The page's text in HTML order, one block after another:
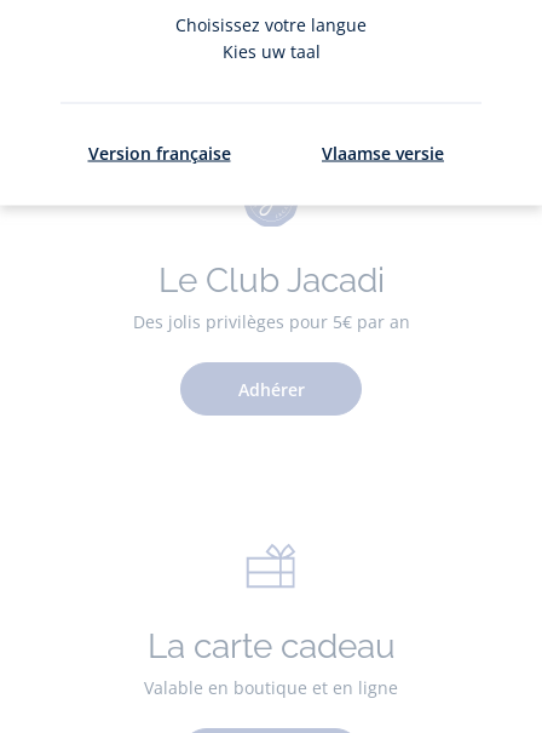
Le Club Jacadi
Des jolis privilèges pour 5€ par an
Adhérer
La carte cadeau
Valable en boutique et en ligne
Choisissez votre langue
Kies uw taal
Version française Vlaamse versie